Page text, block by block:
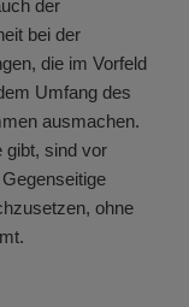
der
bei der
die im Vorfeld
Umfang des
ausmachen.
gibt, sind vor
ohne